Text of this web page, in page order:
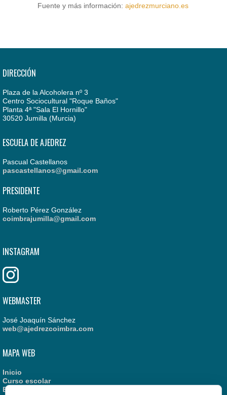
Fuente y más información: ajedrezmurciano.es
DIRECCIÓN
Plaza de la Alcoholera nº 3
Centro Sociocultural "Roque Baños"
Planta 4ª "Sala El Hornillo"
30520 Jumilla (Murcia)
ESCUELA DE AJEDREZ
Pascual Castellanos
pascastellanos@gmail.com
PRESIDENTE
Roberto Pérez González
coimbrajumilla@gmail.com
INSTAGRAM
WEBMASTER
José Joaquín Sánchez
web@ajedrezcoimbra.com
MAPA WEB
Inicio
Curso escolar
Estatutos